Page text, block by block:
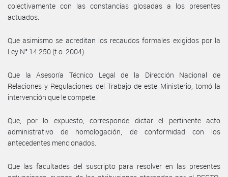
colectivamente con las constancias glosadas a los presentes
actuados.
Que asimismo se acreditan los recaudos formales exigidos por la
Ley N° 14.250 (t.o. 2004).
Que la Asesoría Técnico Legal de la Dirección Nacional de
Relaciones y Regulaciones del Trabajo de este Ministerio, tomó la
intervención que le compete.
Que, por lo expuesto, corresponde dictar el pertinente acto
administrativo de homologación, de conformidad con los
antecedentes mencionados.
Que las facultades del suscripto para resolver en las presentes